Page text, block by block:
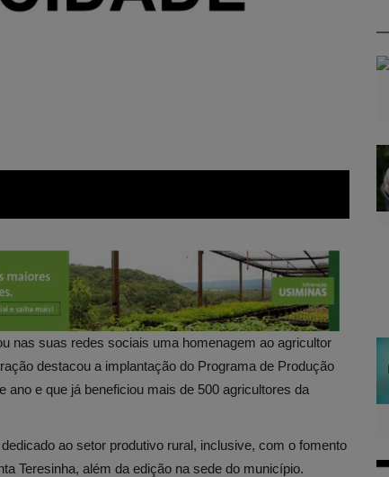
nas suas redes sociais uma homenagem ao agricultor
destacou a implantação do Programa de Produção
e que já beneficiou mais de 500 agricultores da
ao setor produtivo rural, inclusive, com o fomento
Teresinha, além da edição na sede do município.